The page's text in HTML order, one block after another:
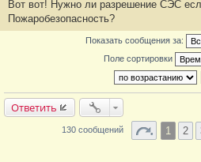
о
б
щ
0
Вот вот! Нужно ли разрешение СЭС
Пожаробезопасность?
Показать сообщения за:
Поле сортировки
Ответить
130 сообщений 1 2